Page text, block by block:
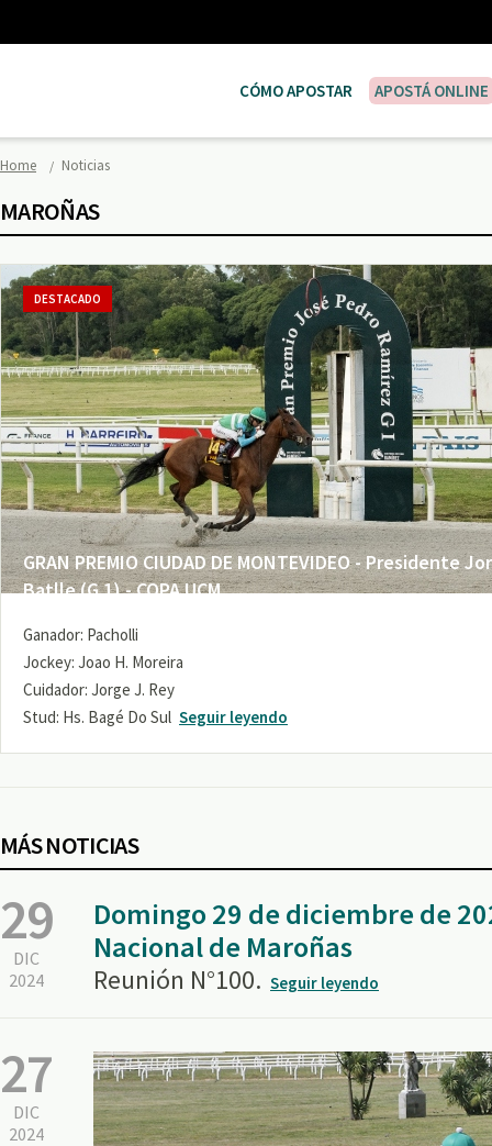
CÓMO APOSTAR APOSTÁ ONLINE
Home Noticias
MAROÑAS
GRAN PREMIO CIUDAD DE MONTEVIDEO - Presidente
Batlle (G 1) - COPA UCM
DESTACADO
Ganador: Pacholli
Jockey: Joao H. Moreira
Cuidador: Jorge J. Rey
Stud: Hs. Bagé Do Sul Seguir leyendo
MÁS NOTICIAS
29
DIC
2024
Domingo 29 de diciembre de
Nacional de Maroñas
Reunión N°100. Seguir leyendo
27
DIC
2024